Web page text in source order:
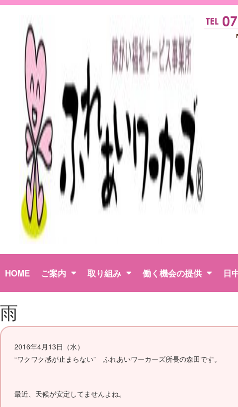
HOME ご案内 取り組み 働く機会の提供 日
雨
2016年4月13日（水）
“ワクワク感が止まらない” ふれあいワーカーズ所長の森田です。
最近、天候が安定してませんよね。